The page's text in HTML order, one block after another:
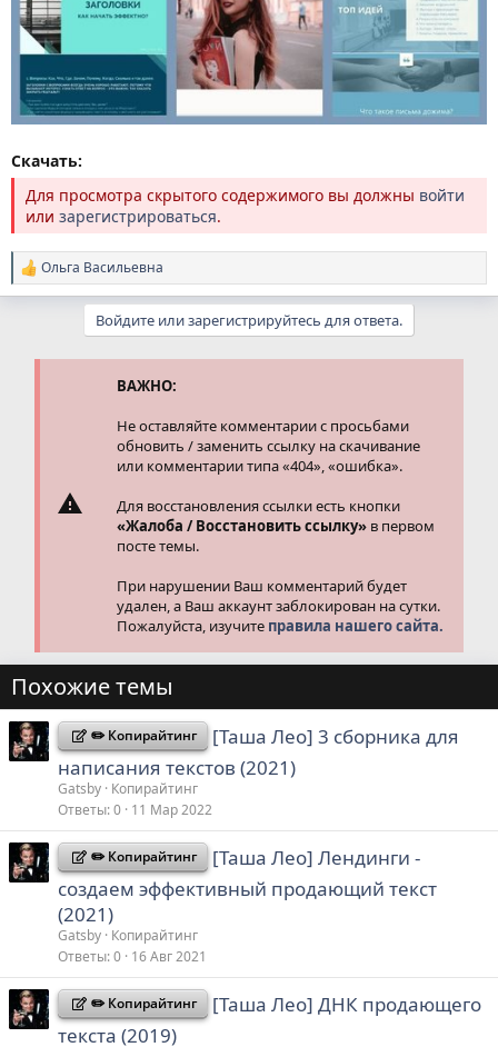
Скачать:
Для просмотра скрытого содержимого вы должны войти
или зарегистрироваться.
Р
е
Ольга Васильевна
Войдите или зарегистрируйтесь для ответа.
ВАЖНО:
Не оставляйте комментарии с просьбами
обновить / заменить ссылку на скачивание
или комментарии типа «404», «ошибка».
Для восстановления ссылки есть кнопки
«Жалоба / Восстановить ссылку» в первом
посте темы.
При нарушении Ваш комментарий будет
удален, а Ваш аккаунт заблокирован на сутки.
Пожалуйста, изучите правила нашего сайта.
Похожие темы
✏️ Копирайтинг
[Таша Лео] 3 сборника для
написания текстов (2021)
Gatsby Копирайтинг
Ответы 0 11 Мар 2022
✏️ Копирайтинг
[Таша Лео] Лендинги -
создаем эффективный продающий текст
(2021)
Gatsby Копирайтинг
Ответы 0 16 Авг 2021
✏️ Копирайтинг
[Таша Лео] ДНК продающего
текста (2019)